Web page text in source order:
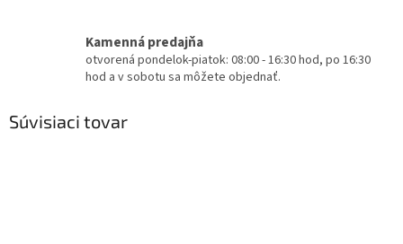
Kamenná predajňa
otvorená pondelok-piatok: 08:00 - 16:30 hod, po 16:30
hod a v sobotu sa môžete objednať.
Súvisiaci tovar